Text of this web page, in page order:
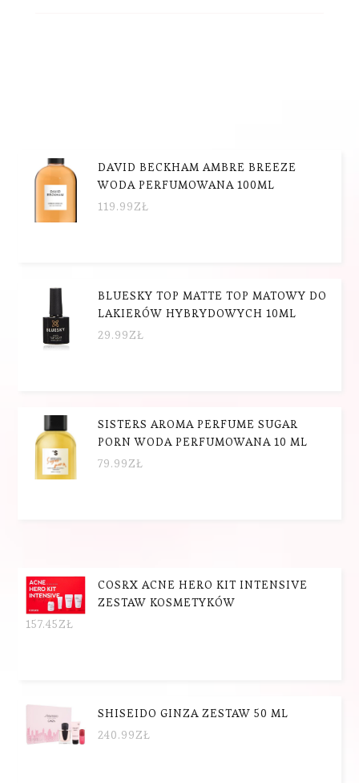
DAVID BECKHAM AMBRE BREEZE
WODA PERFUMOWANA 100ML
119.99ZŁ
BLUESKY TOP MATTE TOP MATOWY DO
LAKIERÓW HYBRYDOWYCH 10ML
29.99ZŁ
SISTERS AROMA PERFUME SUGAR
PORN WODA PERFUMOWANA 10 ML
79.99ZŁ
COSRX ACNE HERO KIT INTENSIVE
ZESTAW KOSMETYKÓW
157.45ZŁ
SHISEIDO GINZA ZESTAW 50 ML
240.99ZŁ